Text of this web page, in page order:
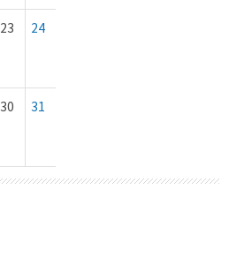
23 24
30 31